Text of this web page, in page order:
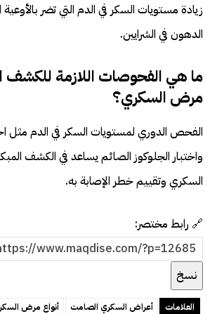
زيادة مستويات السكر في الدم التي تضر بالأوعية
الدهون في الشرايين.
ما هي الفحوصات اللازمة للكشف
مرض السكري؟
واختبار الجلوكوز الصائم يساعد في الكشف
السكري وتقييم خطر الإصابة به.
🔗 رابط مختصر:
نسخ
العلامات أعراض السكري الصامت أنواع مرض